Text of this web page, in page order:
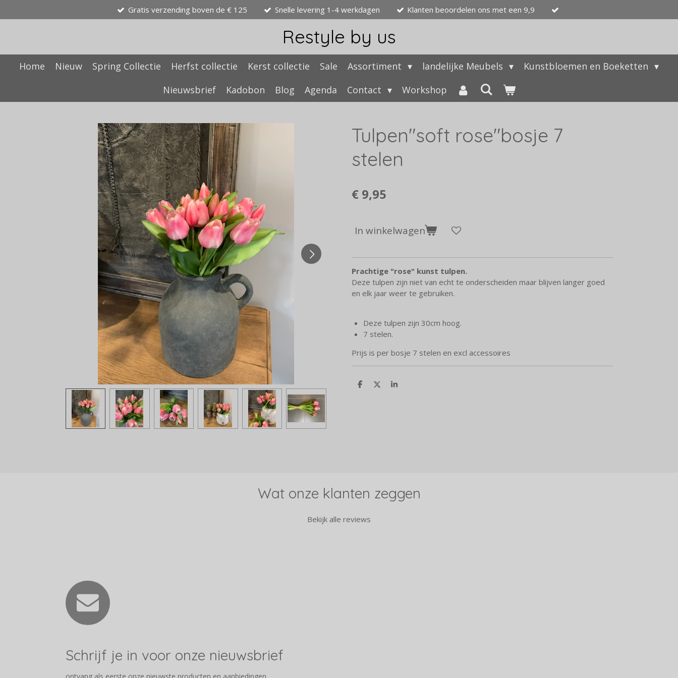
direct
hoofdinhoud
Gratis verzending boven de € 125 Snelle levering 1-4 werkdagen Klanten beoordelen ons met een 9,9
Restyle by us
Home Nieuw Spring Collectie Herfst collectie Kerst collectie Sale Assortiment landelijke Meubels
Kunstbloemen en Boeketten
Nieuwsbrief
Kadobon Blog Agenda Contact Workshop
Tulpen"soft rose"bosje 7
stelen
€ 9,95
In winkelwagen
Prachtige "rose" kunst tulpen.
Deze tulpen zijn niet van echt te onderscheiden maar blijven langer goed
en elk jaar weer te gebruiken.
Deze tulpen zijn 30cm hoog.
7 stelen.
Prijs is per bosje 7 stelen en excl accessoires
D
D
S
Wat onze klanten zeggen
Bekijk alle reviews
Schrijf je in voor onze nieuwsbrief